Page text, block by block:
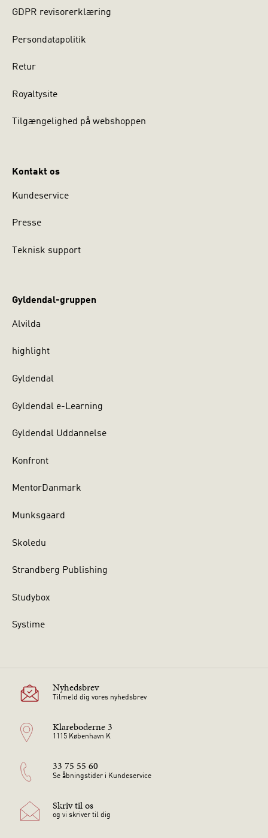
GDPR revisorerklæring
Persondatapolitik
Retur
Royaltysite
Tilgængelighed på webshoppen
Kontakt os
Kundeservice
Presse
Teknisk support
Gyldendal-gruppen
Alvilda
highlight
Gyldendal
Gyldendal e-Learning
Gyldendal Uddannelse
Konfront
MentorDanmark
Munksgaard
Skoledu
Strandberg Publishing
Studybox
Systime
Nyhedsbrev
Tilmeld dig vores nyhedsbrev
Klareboderne 3
1115 København K
33 75 55 60
Se åbningstider i Kundeservice
Skriv til os
og vi skriver til dig